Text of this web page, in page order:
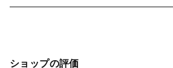
ショップの評価